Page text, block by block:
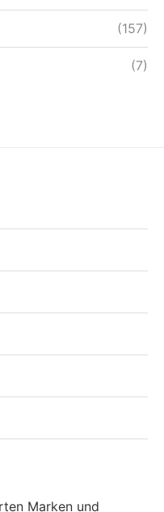
(157)
(7)
Marken und